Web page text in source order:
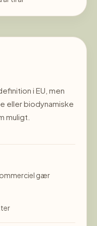
i EU, men
eller biodynamiske
muligt.
gær